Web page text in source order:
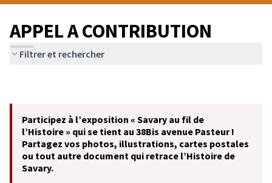
APPEL A CONTRIBUTION
Filtrer et rechercher
Participez à l’exposition « Savary au fil de
l’Histoire » qui se tient au 38Bis avenue Pasteur !
Partagez vos photos, illustrations, cartes postales
ou tout autre document qui retrace l’Histoire de
Savary.